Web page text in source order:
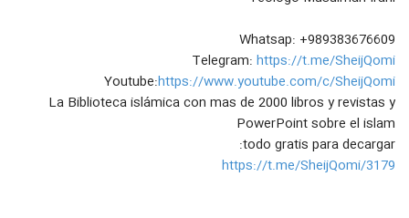
Whatsap: +989383676609
Telegram: https://t.me/SheijQomi
Youtube:https://www.youtube.com/c/SheijQomi
La Biblioteca islámica con mas de 2000 libros y revistas y
PowerPoint sobre el islam
todo gratis para decargar:
https://t.me/SheijQomi/3179